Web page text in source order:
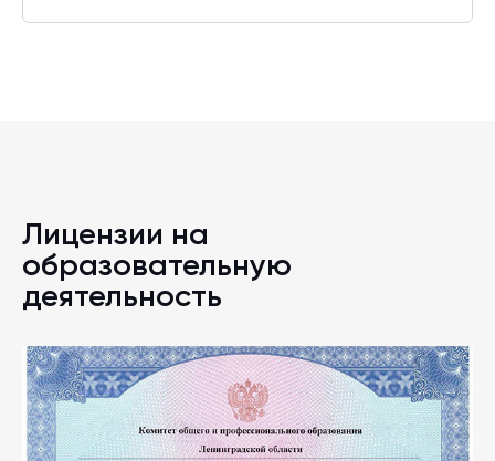
Лицензии на
образовательную
деятельность